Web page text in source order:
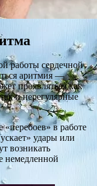
работы сердечной
аритмия —
проявляться как
и нерегулярные
в работе
удары или
возникать
немедленной